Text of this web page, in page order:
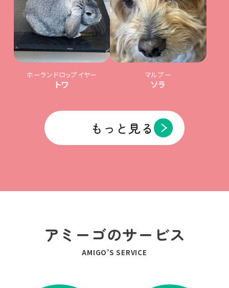
ホーランドロップイヤー
トワ
マルプー
ソラ
もっと見る
アミーゴのサービス
AMIGO’S SERVICE